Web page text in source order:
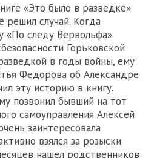
«Это было в разведке»
решил случай. Когда
«По следу Вервольфа»
Горьковской
в годы войны, ему
Федорова об Александре
эту историю в книгу.
позвонил бывший на тот
самоуправления Алексей
заинтересовала
взялся за розыски
нашел родственников